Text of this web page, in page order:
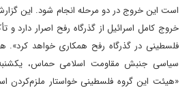
است ‌این خروج در دو مرحله انجام شود. این
خروج کامل اسرائیل از گذرگاه رفح اصرار دارد و
فلسطینی در گذرگاه رفح همکاری خواهد کرد».
سیاسی جنبش مقاومت اسلامی حماس،
«هیئت این گروه فلسطینی خواستار ملزم‌کردن